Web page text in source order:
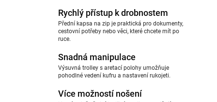
Rychlý přístup k drobnostem
Přední kapsa na zip je praktická pro dokumenty,
cestovní potřeby nebo věci, které chcete mít po
ruce.
Snadná manipulace
Výsuvná trolley s aretací polohy umožňuje
pohodlné vedení kufru a nastavení rukojeti.
Více možností nošení